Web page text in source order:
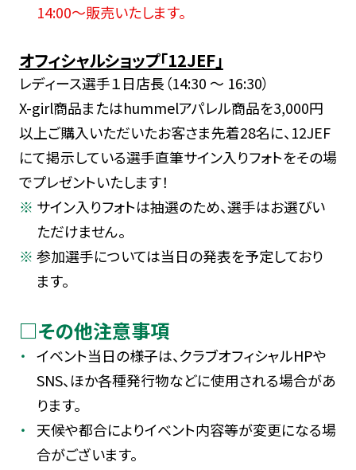
14:00～販売いたします。
オフィシャルショップ「12JEF」
レディース選手１日店長（14:30 ～ 16:30）
X-girl商品またはhummelアパレル商品を3,000円
以上ご購入いただいたお客さま先着28名に、12JEF
にて掲示している選手直筆サイン入りフォトをその場
でプレゼントいたします！
サイン入りフォトは抽選のため、選手はお選びい
ただけません。
参加選手については当日の発表を予定しており
ます。
□その他注意事項
イベント当日の様子は、クラブオフィシャルHPや
SNS、ほか各種発行物などに使用される場合があ
ります。
天候や都合によりイベント内容等が変更になる場
合がございます。